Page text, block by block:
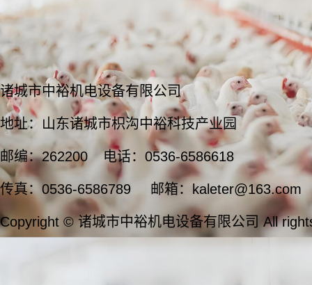
诸城市中裕机电设备有限公司
地址：山东诸城市枳沟中裕科技产业园
邮编：262200 电话：0536-6586618
传真：0536-6586789 邮箱：kaleter@163.com
Copyright © 诸城市中裕机电设备有限公司 All